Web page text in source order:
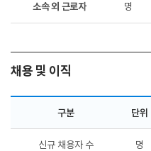
소속 외 근로자 명
채용 및 이직
구분 단위
신규 채용자 수 명